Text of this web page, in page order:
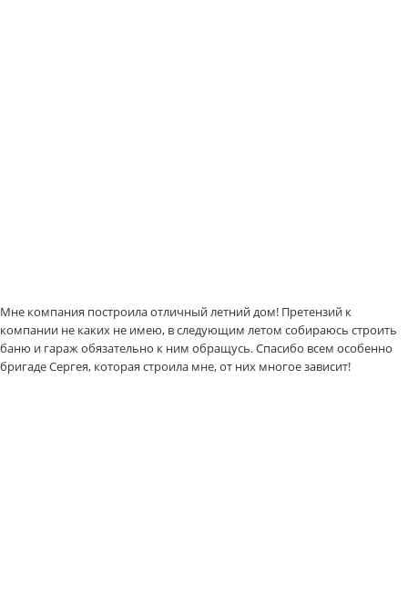
Мне компания построила отличный летний дом! Претензий к
компании не каких не имею, в следующим летом собираюсь строить
баню и гараж обязательно к ним обращусь. Спасибо всем особенно
бригаде Сергея, которая строила мне, от них многое зависит!